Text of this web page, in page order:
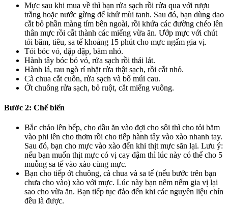
Mực sau khi mua về thì bạn rửa sạch rồi rửa qua với rượu
trắng hoặc nước gừng để khử mùi tanh. Sau đó, bạn dùng dao
cắt bỏ phần màng tím bên ngoài, rồi khứa các đường chéo lên
thân mực rồi cắt thành các miếng vừa ăn. Ướp mực với chút
tỏi băm, tiêu, sa tế khoảng 15 phút cho mực ngấm gia vị.
Tỏi bóc vỏ, đập dập, băm nhỏ.
Hành tây bóc bỏ vỏ, rửa sạch rồi thái lát.
Hành lá, rau ngò rí nhặt rửa thật sạch, rồi cắt nhỏ.
Cà chua cắt cuốn, rửa sạch và bổ múi cau.
Ớt chuông rửa sạch, bỏ ruột, cắt miếng vuông.
Bước 2: Chế biến
Bắc chảo lên bếp, cho dầu ăn vào đợi cho sôi thì cho tỏi băm
vào phi lên cho thơm rồi cho tiếp hành tây vào xào nhanh tay.
Sau đó, bạn cho mực vào xào đến khi thịt mực săn lại. Lưu ý:
nếu bạn muốn thịt mực có vị cay đậm thì lúc này có thể cho 5
muỗng sa tế vào xào cùng mực.
Bạn cho tiếp ớt chuông, cà chua và sa tế (nếu bước trên bạn
chưa cho vào) xào với mực. Lúc này bạn nêm nếm gia vị lại
sao cho vừa ăn. Bạn tiếp tục đảo đến khi các nguyên liệu chín
đều là được.